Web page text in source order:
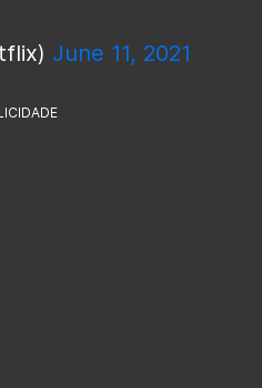
June 11, 2021